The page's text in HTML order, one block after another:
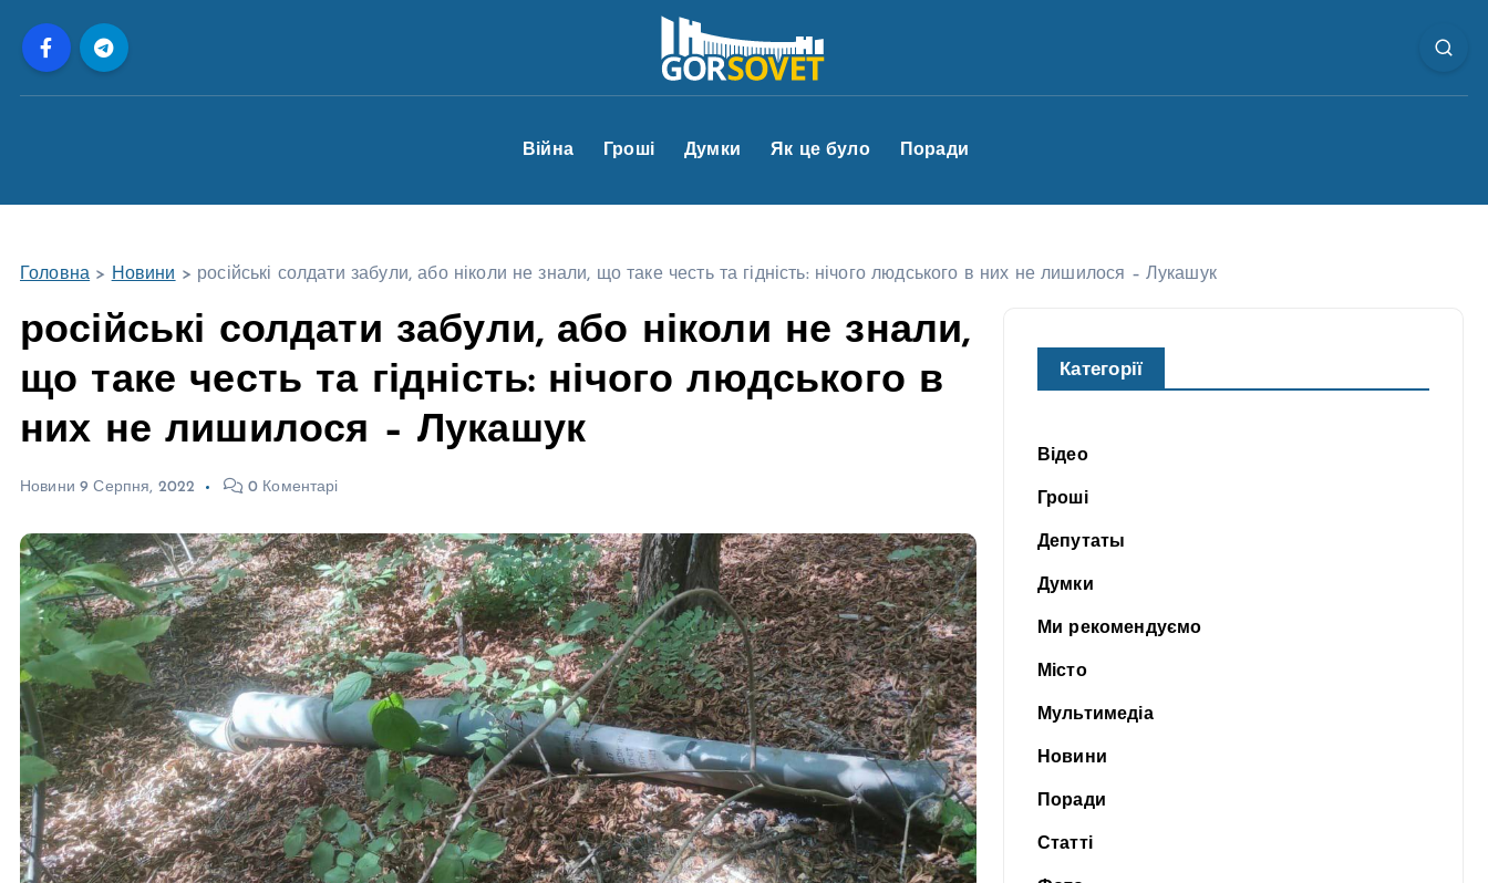
Війна Гроші Думки Як це було Поради
Головна > Новини > російські солдати забули, або ніколи не знали, що таке честь та гідність: нічого людського в них не лишилося – Лукашук
російські солдати забули, або ніколи не знали,
що таке честь та гідність: нічого людського в
них не лишилося – Лукашук
Новини 9 Серпня, 2022 0 Коментарі
Категорії
Відео
Гроші
Депутаты
Думки
Ми рекомендуємо
Місто
Мультимедіа
Новини
Поради
Статті